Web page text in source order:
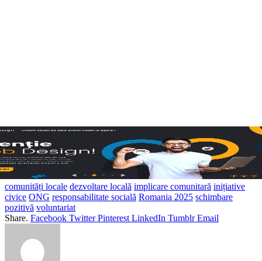
comunități locale dezvoltare locală implicare comunitară inițiative
civice ONG responsabilitate socială Romania 2025 schimbare
pozitivă voluntariat
Share. Facebook Twitter Pinterest LinkedIn Tumblr Email